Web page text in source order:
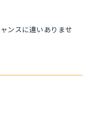
ンスに違いありませ